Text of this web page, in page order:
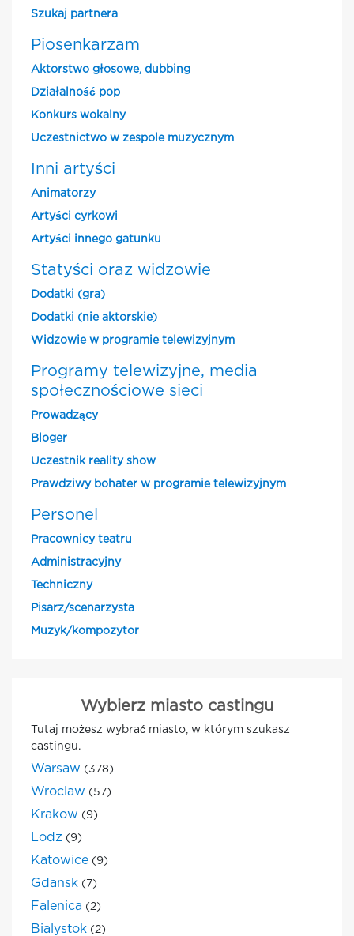
Szukaj partnera
Piosenkarzam
Aktorstwo głosowe, dubbing
Działalność pop
Konkurs wokalny
Uczestnictwo w zespole muzycznym
Inni artyści
Animatorzy
Artyści cyrkowi
Artyści innego gatunku
Statyści oraz widzowie
Dodatki (gra)
Dodatki (nie aktorskie)
Widzowie w programie telewizyjnym
Programy telewizyjne, media
społecznościowe sieci
Prowadzący
Bloger
Uczestnik reality show
Prawdziwy bohater w programie telewizyjnym
Personel
Pracownicy teatru
Administracyjny
Techniczny
Pisarz/scenarzysta
Muzyk/kompozytor
Wybierz miasto castingu
Tutaj możesz wybrać miasto, w którym szukasz
castingu.
Warsaw (378)
Wroclaw (57)
Krakow (9)
Lodz (9)
Katowice (9)
Gdansk (7)
Falenica (2)
Bialystok (2)